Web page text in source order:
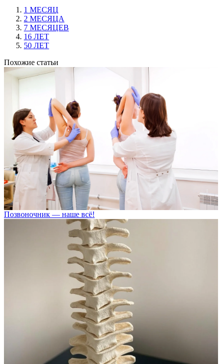
1 МЕСЯЦ
2 МЕСЯЦА
7 МЕСЯЦЕВ
16 ЛЕТ
50 ЛЕТ
Похожие статьи
Позвоночник — наше всё!